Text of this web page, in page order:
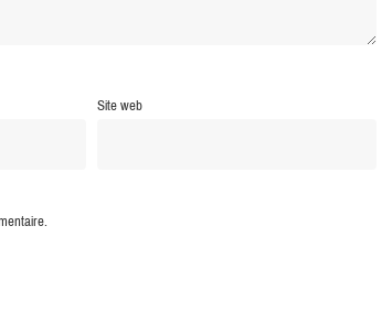
Site web